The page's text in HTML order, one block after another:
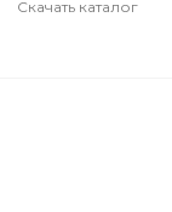
Скачать каталог